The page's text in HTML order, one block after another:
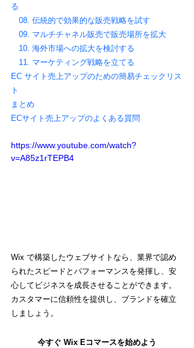
る
08. 伝統的で効果的な販売戦略を試す
09. マルチチャネル販売で販売場所を拡大
10. 海外市場への拡大を検討する
11. マーケティング戦略を立てる
EC サイト売上アップのための簡易チェックリス
ト
まとめ
ECサイト売上アップのよくある質問
https://www.youtube.com/watch?
v=A85z1rTEPB4
Wix で構築したウェブサイトなら、業界で認め
られたスピードとパフォーマンスを発揮し、安
心してビジネスを成長させることができます。
カスタマーに信頼性を提供し、ブランドを確立
しましょう。
今すぐ Wix Eコマースを始めよう